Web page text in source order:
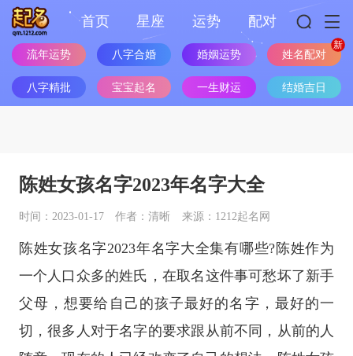
首页 星座 运势 配对
流年运势 八字合婚 婚姻运势 姓名配对
八字精批 宝宝起名 一生财运 结婚吉日
陈姓女孩名字2023年名字大全
时间：2023-01-17 作者：清晰 来源：1212起名网
陈姓女孩名字2023年名字大全集有哪些?陈姓作为
一个人口众多的姓氏，在取名这件事可愁坏了新手
父母，想要给自己的孩子最好的名字，最好的一
切，很多人对于名字的要求跟从前不同，从前的人